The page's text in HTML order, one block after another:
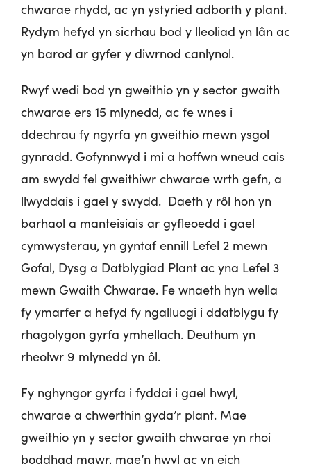
chwarae rhydd, ac yn ystyried adborth y plant.
Rydym hefyd yn sicrhau bod y lleoliad yn lân ac
yn barod ar gyfer y diwrnod canlynol.
Rwyf wedi bod yn gweithio yn y sector gwaith
chwarae ers 15 mlynedd, ac fe wnes i
ddechrau fy ngyrfa yn gweithio mewn ysgol
gynradd. Gofynnwyd i mi a hoffwn wneud cais
am swydd fel gweithiwr chwarae wrth gefn, a
llwyddais i gael y swydd. Daeth y rôl hon yn
barhaol a manteisiais ar gyfleoedd i gael
cymwysterau, yn gyntaf ennill Lefel 2 mewn
Gofal, Dysg a Datblygiad Plant ac yna Lefel 3
mewn Gwaith Chwarae. Fe wnaeth hyn wella
fy ymarfer a hefyd fy ngalluogi i ddatblygu fy
rhagolygon gyrfa ymhellach. Deuthum yn
rheolwr 9 mlynedd yn ôl.
Fy nghyngor gyrfa i fyddai i gael hwyl,
chwarae a chwerthin gyda’r plant. Mae
gweithio yn y sector gwaith chwarae yn rhoi
boddhad mawr, mae’n hwyl ac yn eich